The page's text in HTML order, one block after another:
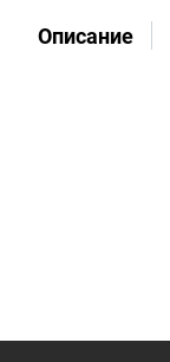
Описание